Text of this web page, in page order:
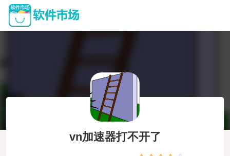
vn加速器打不开了